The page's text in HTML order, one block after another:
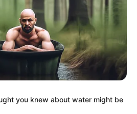
SAINT-GERMAIN
ALERTA
you knew about water might be